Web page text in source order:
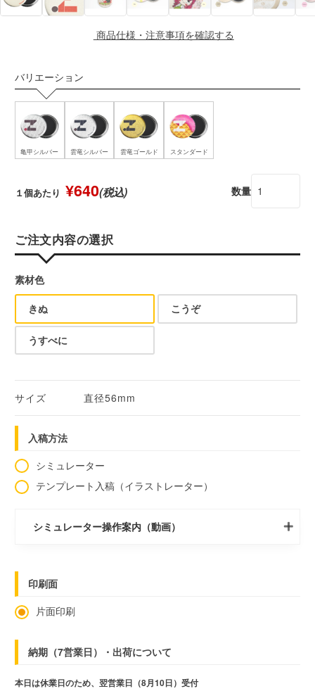
商品仕様・注意事項を確認する
バリエーション
亀甲シルバー 雲竜シルバー 雲竜ゴールド スタンダード
１個あたり ¥640(税込) 数量
ご注文内容の選択
素材色
きぬ こうぞ
うすべに
サイズ 直径56mm
入稿方法
シミュレーター
テンプレート入稿（イラストレーター）
シミュレーター操作案内（動画）
印刷面
片面印刷
納期（7営業日）・出荷について
本日は休業日のため、翌営業日（8月10日）受付